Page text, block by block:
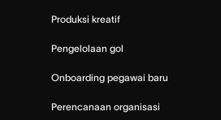
Produksi kreatif
Pengelolaan gol
Onboarding pegawai baru
Perencanaan organisasi